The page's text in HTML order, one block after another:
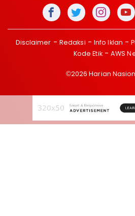
Disclaimer Redaksi Info Iklan
Kode Etik
AWS
©2026 Harian